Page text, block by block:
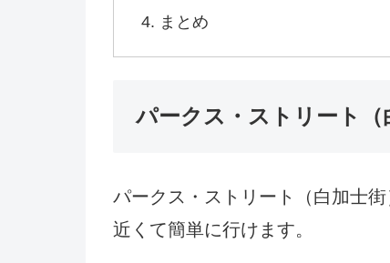
まとめ
パークス・ストリート
パークス・ストリート（白加士
近くて簡単に行けます。